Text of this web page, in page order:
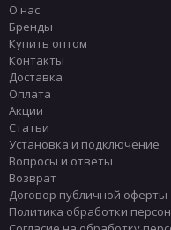
О нас
Бренды
Купить оптом
Контакты
Доставка
Оплата
Акции
Статьи
Установка и подключение
Вопросы и ответы
Возврат
Договор публичной оферты
Политика обработки